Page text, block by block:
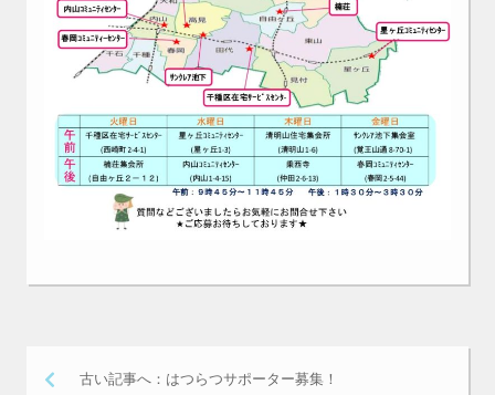
古い記事へ：はつらつサポーター募集！